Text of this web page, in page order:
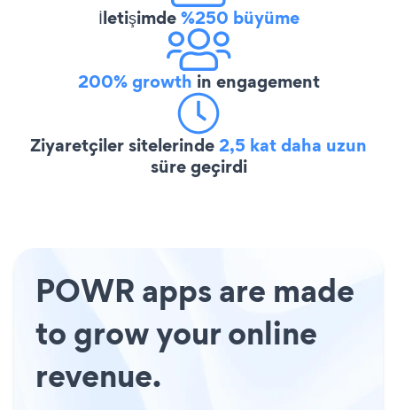
İletişimde%250 büyüme
200% growth in engagement
Ziyaretçiler sitelerinde2,5 kat daha uzun
süre geçirdi
POWR apps are made
to grow your online
revenue.